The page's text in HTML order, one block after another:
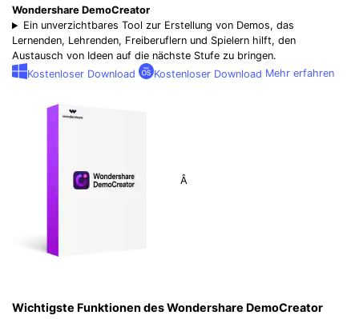
Wondershare DemoCreator
Ein unverzichtbares Tool zur Erstellung von Demos, das
Lernenden, Lehrenden, Freiberuflern und Spielern hilft, den
Austausch von Ideen auf die nächste Stufe zu bringen.
Kostenloser Download
Kostenloser Download Mehr erfahren
Â
Wichtigste Funktionen des Wondershare DemoCreator